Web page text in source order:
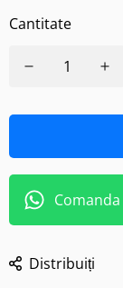
Cantitate
Distribuiți